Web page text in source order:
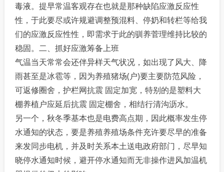
毒液。提早常温客观存在也就是那种缺陷应激反应性
性，于此要尽或许规避调整预混料、停奶和转栏等给我
们的应激反应性性，即需求于此的驯养菅理维持比较的
稳固。二、抓好应激筹备上班
气温当天常常会还伴异样天气状况，如出现了风大、降
雨甚至是冰雹等，因为养殖猪场(户)要主要防范风险，
可返修圈舍，护栏网抗震 固定加宽，特别的是塑料大
棚养植户应延后抗震 固定棚舍，相结行清沟沥水。
另一个，秋冬季基本也是电费高点期，因此概率发生停
水通知的状态，要是养殖养殖场条件充许要尽早的准备
来发同步电机，并及时关系本土送电政府部门，尽早知
晓停水通知时候，避开停水通知而无非操作进风加温机